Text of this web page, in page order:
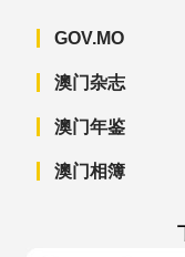
GOV.MO
澳门杂志
澳门年鉴
澳门相簿